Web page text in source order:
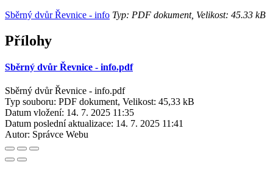
Sběrný dvůr Řevnice - info Typ: PDF dokument, Velikost: 45.33 kB
Přílohy
Sběrný dvůr Řevnice - info.pdf
Sběrný dvůr Řevnice - info.pdf
Typ souboru: PDF dokument, Velikost: 45,33 kB
Datum vložení: 14. 7. 2025 11:35
Datum poslední aktualizace: 14. 7. 2025 11:41
Autor: Správce Webu